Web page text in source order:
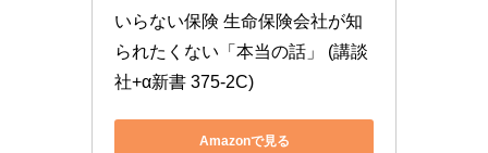
いらない保険 生命保険会社が知
られたくない「本当の話」 (講談
社+α新書 375-2C)
Amazonで見る